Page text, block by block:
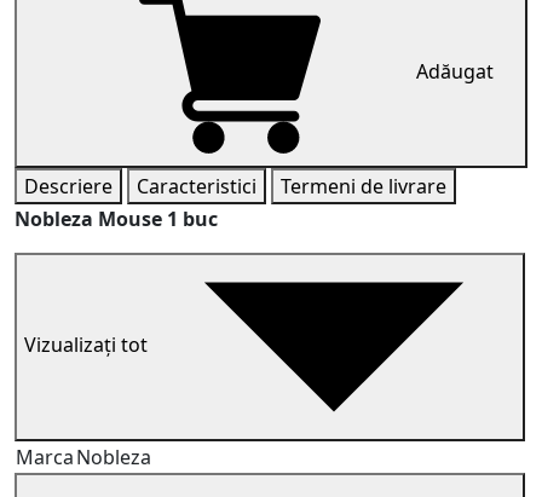
Adăugat
Descriere Caracteristici
Termeni de livrare
Nobleza Mouse 1 buc
Vizualizați tot
MarcaNobleza